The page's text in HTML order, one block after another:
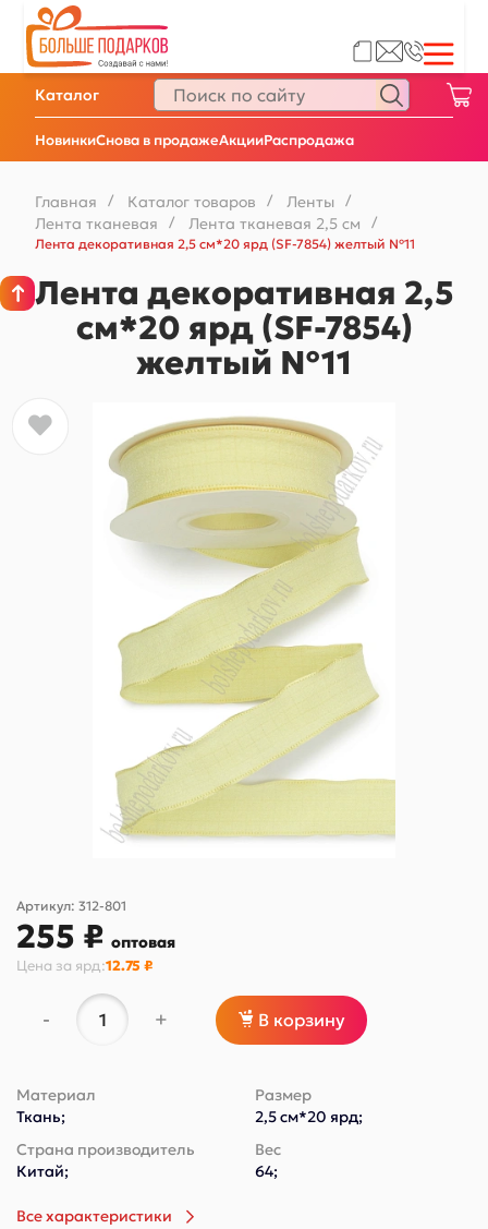
НовинкиСнова в продажеАкцииРаспродажа
Каталог
Главная / Каталог товаров / Ленты /
Лента тканевая / Лента тканевая 2,5 см
/
Лента декоративная 2,5 см*20 ярд (SF-7854) желтый №11
Лента декоративная 2,5
см*20 ярд (SF-7854)
желтый №11
Артикул: 312-801
255 ₽ оптовая
Цена за ярд:12.75 ₽
- + В корзину
Материал
Ткань;
Размер
2,5 см*20 ярд;
Страна производитель
Китай;
Вес
64;
Все характеристики